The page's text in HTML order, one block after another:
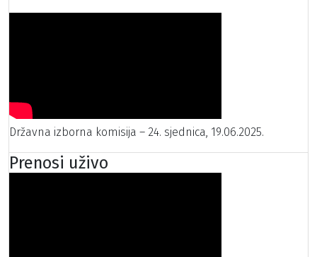
Državna izborna komisija – 24. sjednica, 19.06.2025.
Prenosi uživo